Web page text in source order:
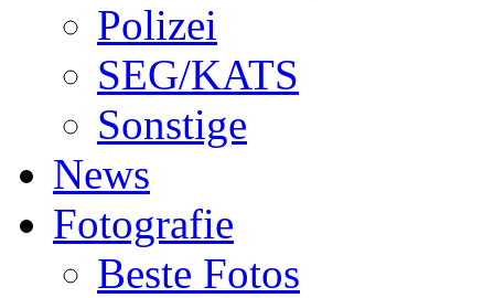
Polizei
SEG/KATS
Sonstige
News
Fotografie
Beste Fotos